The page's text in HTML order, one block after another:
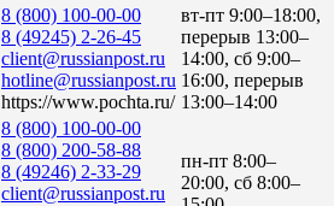
8 (800) 100-00-00
8 (49245) 2-26-45
client@russianpost.ru
hotline@russianpost.ru
https://www.pochta.ru/
вт-пт 9:00–18:00,
перерыв 13:00–
14:00, сб 9:00–
16:00, перерыв
13:00–14:00
8 (800) 100-00-00
8 (800) 200-58-88
8 (49246) 2-33-29
client@russianpost.ru
пн-пт 8:00–
20:00, сб 8:00–